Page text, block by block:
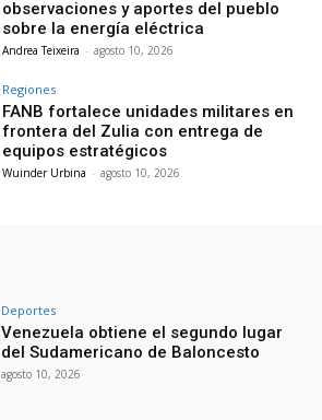
observaciones y aportes del pueblo
sobre la energía eléctrica
Andrea Teixeira - agosto 10, 2026
Regiones
FANB fortalece unidades militares en
frontera del Zulia con entrega de
equipos estratégicos
Wuinder Urbina - agosto 10, 2026
Deportes
Venezuela obtiene el segundo lugar
del Sudamericano de Baloncesto
agosto 10, 2026